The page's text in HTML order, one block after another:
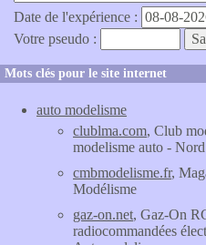
Date de l'expérience :
Votre pseudo :
Mots clés pour le site internet
auto modelisme
clublma.com, Club
modelisme auto -
cmbmodelisme.fr,
Modélisme
gaz-on.net, Gaz-On
radiocommandées